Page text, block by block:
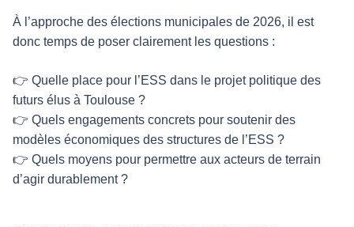
À l’approche des élections municipales de 2026, il est
donc temps de poser clairement les questions :
👉 Quelle place pour l’ESS dans le projet politique des
futurs élus à Toulouse ?
👉 Quels engagements concrets pour soutenir des
modèles économiques des structures de l’ESS ?
👉 Quels moyens pour permettre aux acteurs de terrain
d’agir durablement ?